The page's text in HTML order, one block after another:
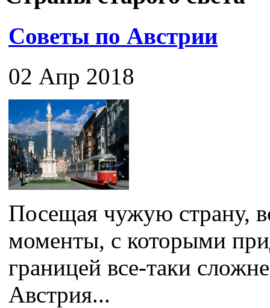
Советы по Австрии
02 Апр 2018
Посещая чужую страну,
моменты, с которыми
границей все-таки
Австрия...